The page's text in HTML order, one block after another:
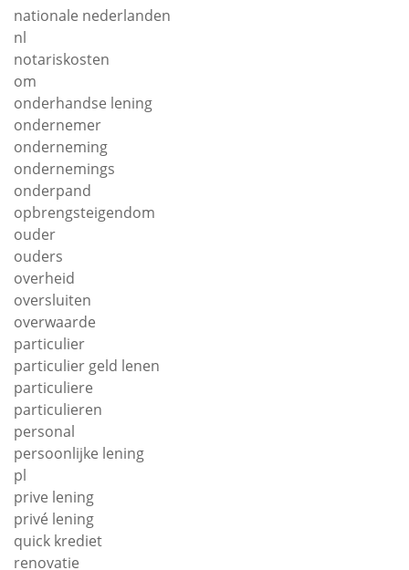
nationale nederlanden
nl
notariskosten
om
onderhandse lening
ondernemer
onderneming
ondernemings
onderpand
opbrengsteigendom
ouder
ouders
overheid
oversluiten
overwaarde
particulier
particulier geld lenen
particuliere
particulieren
personal
persoonlijke lening
pl
prive lening
privé lening
quick krediet
renovatie